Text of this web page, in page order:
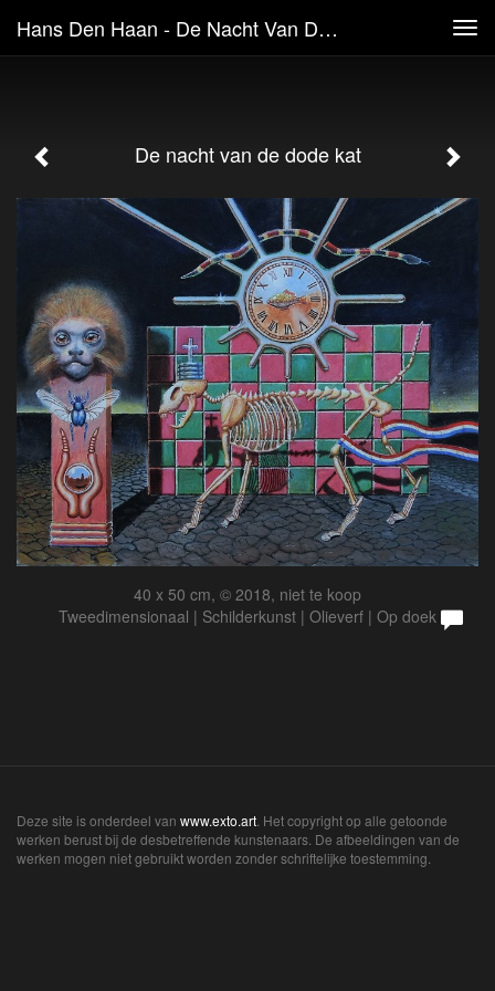
Hans Den Haan - De Nacht Van De Dode Kat
De nacht van de dode kat
40 x 50 cm, © 2018, niet te koop
Tweedimensionaal | Schilderkunst | Olieverf | Op doek
Deze site is onderdeel van www.exto.art . Het copyright op alle getoonde
werken berust bij de desbetreffende kunstenaars. De afbeeldingen van de
werken mogen niet gebruikt worden zonder schriftelijke toestemming.